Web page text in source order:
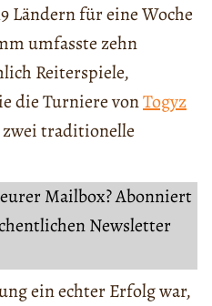
Ländern für eine Woche
umfasste zehn
Reiterspiele,
die Turniere vonTogyz
traditionelle
Mailbox? Abonniert
Newsletter
ein echter Erfolg war,